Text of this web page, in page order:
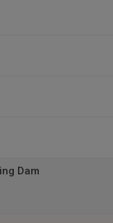
Dam